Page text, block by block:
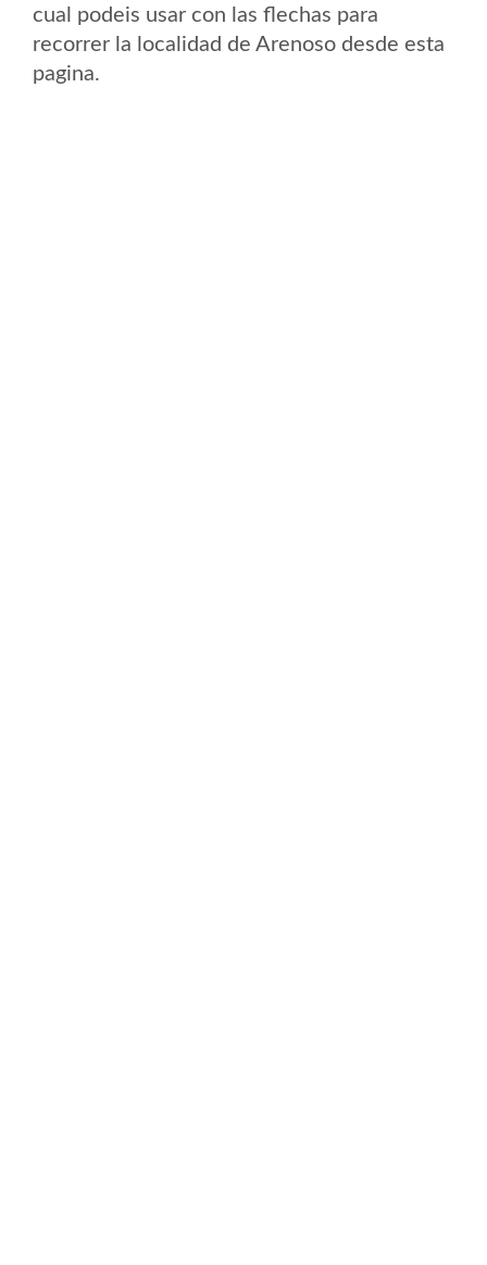
cual podeis usar con las flechas para
recorrer la localidad de Arenoso desde esta
pagina.